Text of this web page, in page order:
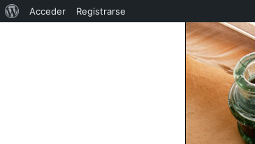
Acerca
Acceder Registrarse